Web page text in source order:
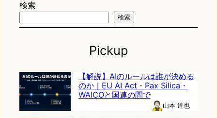
検索
検索
Pickup
【解説】AIのルールは誰が決める
のか｜EU AI Act・Pax Silica・
WAICOと国連の間で
山本 達也